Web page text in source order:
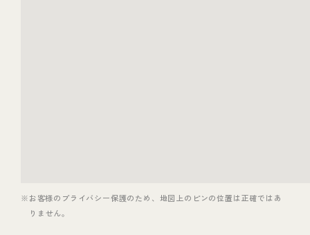
※お客様のプライバシー保護のため、地図上のピンの位置は正確ではあ
りません。